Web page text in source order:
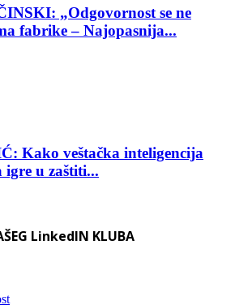
„Odgovornost se ne
fabrike – Najopasnija...
Kako veštačka inteligencija
u zaštiti...
LinkedIN KLUBA